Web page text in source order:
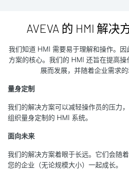
AVEVA 的 HMI 解决
我们知道 HMI 需要易于理解和操作。
方案的核心。我们的 HMI 还旨在提高
展而发展，并随着企业需求
量身定制
我们的解决方案可以减轻操作员的压力
组织量身定制的 HMI 系统。
面向未来
我们的解决方案着眼于长远。它们会随
您的企业（无论规模大小）一起成长。